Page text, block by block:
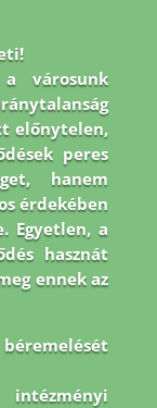
városunk
előnytelen,
peres
hanem
érdekében
Egyetlen, a
hasznát
ennek az